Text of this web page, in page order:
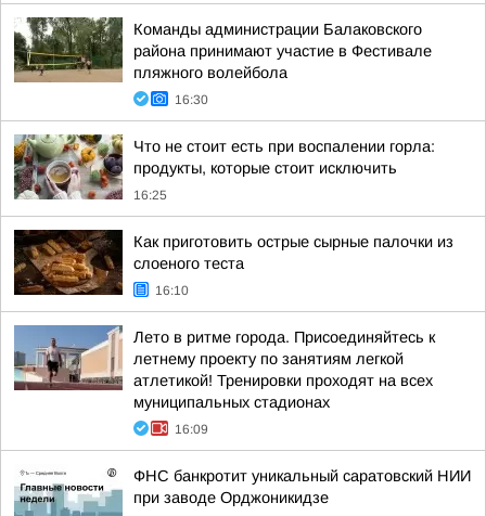
Команды администрации Балаковского
района принимают участие в Фестивале
пляжного волейбола
16:30
Что не стоит есть при воспалении горла:
продукты, которые стоит исключить
16:25
Как приготовить острые сырные палочки из
слоеного теста
16:10
Лето в ритме города. Присоединяйтесь к
летнему проекту по занятиям легкой
атлетикой! Тренировки проходят на всех
муниципальных стадионах
16:09
ФНС банкротит уникальный саратовский НИИ
при заводе Орджоникидзе